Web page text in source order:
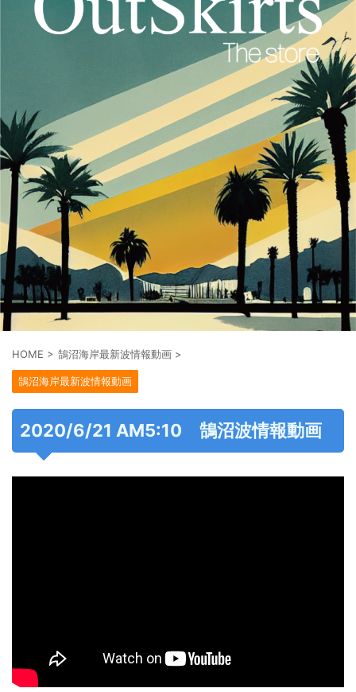
HOME > 鵠沼海岸最新波情報動画 >
鵠沼海岸最新波情報動画
2020/6/21 AM5:10 鵠沼波情報動画